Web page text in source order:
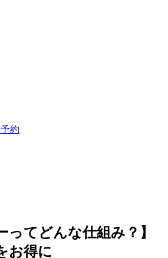
約
ってどんな仕組み？】
お得に